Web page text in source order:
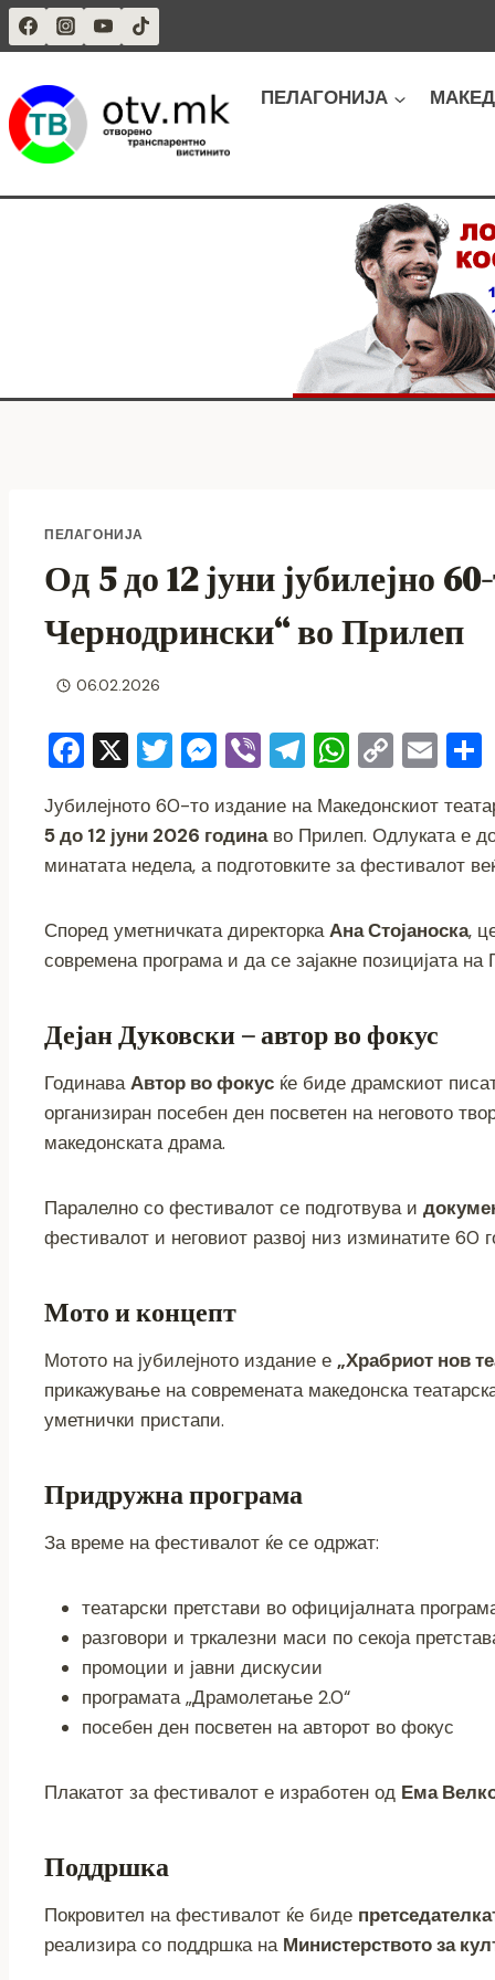
Skip
to
ПЕЛАГОНИЈА
ПЕЛАГОНИЈА
Од 5 до 12 јуни јубилејно
Чернодрински“ во Прилеп
06.02.2026
F
c
e
o
o
X T
tt
er
M
ss
e
g
er
Vi
er
T
e
gr
m
W
at
s
A
p
p
C
p
y
n
k
E
ai
l
Јубилејното 60-то издание на Македонскиот
5 до 12 јуни 2026 годинаво Прилеп. Одлуката е
минатата недела, а подготовките за фестивалот
Според уметничката директоркаАна Стојаноска,
современа програма и да се зајакне позицијата на
Дејан Дуковски – автор во фокус
ГодинаваАвтор во фокус ќе биде драмскиот
организиран посебен ден посветен на неговото
македонската драма.
Паралелно со фестивалот се подготвува и
фестивалот и неговиот развој низ изминатите 60
Мото и концепт
Мотото на јубилејното издание е „Храбриот нов
прикажување на современата македонска
уметнички пристапи.
Придружна програма
За време на фестивалот ќе се одржат:
театарски претстави во официјалната
разговори и тркалезни маси по секоја
промоции и јавни дискусии
програмата „Драмолетање 2.0“
посебен ден посветен на авторот во фокус
Плакатот за фестивалот е изработен од Ема
Поддршка
Покровител на фестивалот ќе биде
реализира со поддршка на Министерството за